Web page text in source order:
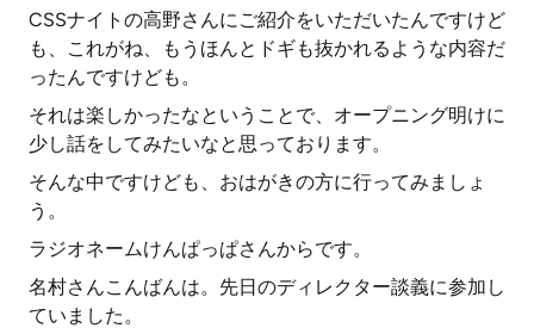
CSSナイトの高野さんにご紹介をいただいたんですけど
も、これがね、もうほんとドギも抜かれるような内容だ
ったんですけども。
それは楽しかったなということで、オープニング明けに
少し話をしてみたいなと思っております。
そんな中ですけども、おはがきの方に行ってみましょ
う。
ラジオネームけんぱっぱさんからです。
名村さんこんばんは。先日のディレクター談義に参加し
ていました。